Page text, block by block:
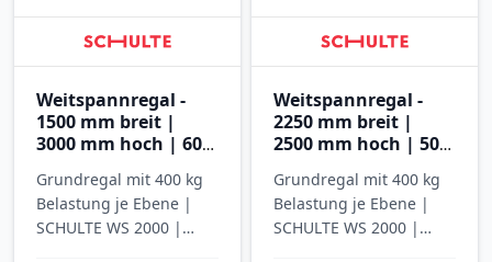
Weitspannregal -
1500 mm breit |
3000 mm hoch | 600
mit Spanplatten
Grundregal mit 400 kg
Belastung je Ebene |
SCHULTE WS 2000 |
Weitspannregal -
2250 mm breit |
2500 mm hoch | 500
mit Stahlböden
Grundregal mit 400 kg
Belastung je Ebene |
SCHULTE WS 2000 |